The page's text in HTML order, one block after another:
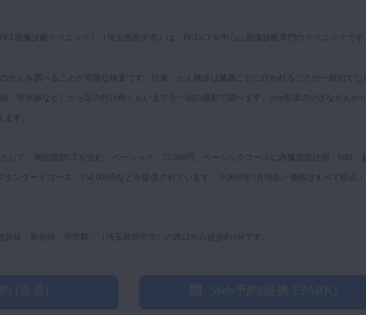
画像診断クリニック）（埼玉県所沢市）は、PET-CTを中心に画像診断専門のクリニックです
がんを調べることが可能な検査です。従来、がん検診は臓器ごとに行われることが一般的でし
、甲状腺など）から足の付け根くらいまでを一回の撮影で調べます。1cm程度の小さながんか
す。
して、胸部腹部CTを含む「ベーシック」77,000円、ベーシックコースに内臓脂肪計測、MRI、
タンダードコース」154,000円などが提供されています。※2026年5月現在／価格はすべて税込
袋線・新宿線「所沢駅」（埼玉県所沢市）の西口から徒歩約5分です。